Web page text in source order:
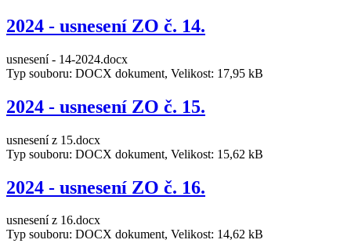
2024 - usnesení ZO č. 14.
usnesení - 14-2024.docx
Typ souboru: DOCX dokument, Velikost: 17,95 kB
2024 - usnesení ZO č. 15.
usnesení z 15.docx
Typ souboru: DOCX dokument, Velikost: 15,62 kB
2024 - usnesení ZO č. 16.
usnesení z 16.docx
Typ souboru: DOCX dokument, Velikost: 14,62 kB